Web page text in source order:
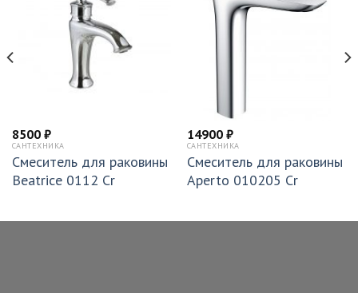
8500 ₽
САНТЕХНИКА
Смеситель для раковины
Beatrice 0112 Cr
14900 ₽
САНТЕХНИКА
Смеситель для раковины
Aperto 010205 Cr